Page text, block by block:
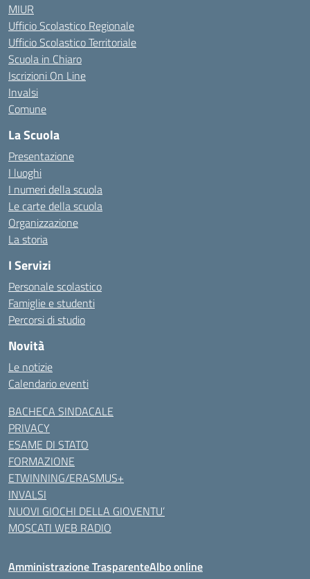
MIUR
Ufficio Scolastico Regionale
Ufficio Scolastico Territoriale
Scuola in Chiaro
Iscrizioni On Line
Invalsi
Comune
La Scuola
Presentazione
I luoghi
I numeri della scuola
Le carte della scuola
Organizzazione
La storia
I Servizi
Personale scolastico
Famiglie e studenti
Percorsi di studio
Novità
Le notizie
Calendario eventi
BACHECA SINDACALE
PRIVACY
ESAME DI STATO
FORMAZIONE
ETWINNING/ERASMUS+
INVALSI
NUOVI GIOCHI DELLA GIOVENTU’
MOSCATI WEB RADIO
Amministrazione TrasparenteAlbo online